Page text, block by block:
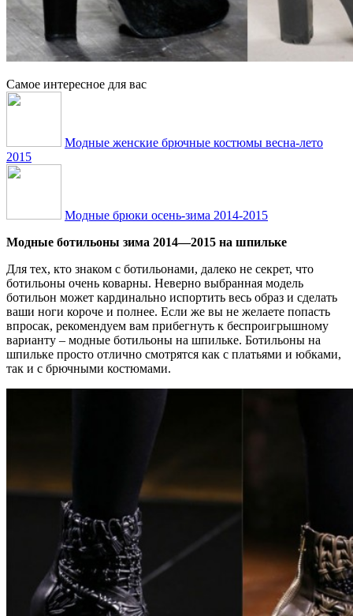
Самое интересное для вас
Модные женские брючные костюмы весна-лето
2015
Модные брюки осень-зима 2014-2015
Модные ботильоны зима 2014—2015 на шпильке
Для тех, кто знаком с ботильонами, далеко не секрет, что
ботильоны очень коварны. Неверно выбранная модель
ботильон может кардинально испортить весь образ и сделать
ваши ноги короче и полнее. Если же вы не желаете попасть
впросак, рекомендуем вам прибегнуть к беспроигрышному
варианту – модные ботильоны на шпильке. Ботильоны на
шпильке просто отлично смотрятся как с платьями и юбками,
так и с брючными костюмами.